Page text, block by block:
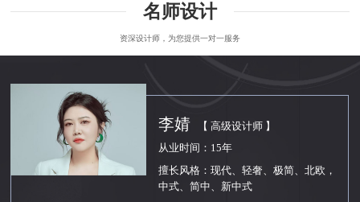
名师设计
资深设计师，为您提供一对一服务
李婧
【 高级设计师 】
从业时间：15年
擅长风格：现代、轻奢、极简、北欧，
中式、简中、新中式